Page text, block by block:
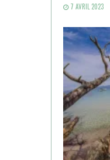
7 AVRIL 2023